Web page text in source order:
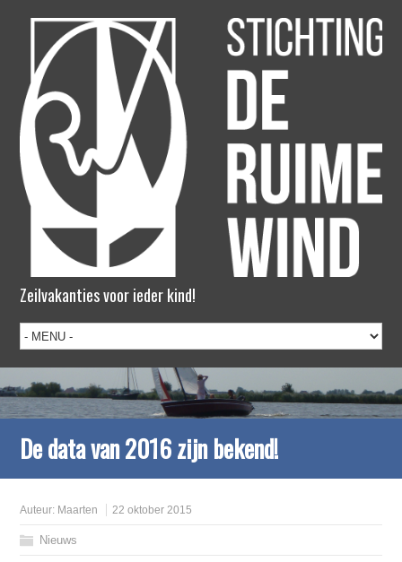
Zeilvakanties voor ieder kind!
De data van 2016 zijn bekend!
Auteur: Maarten 22 oktober 2015
Nieuws